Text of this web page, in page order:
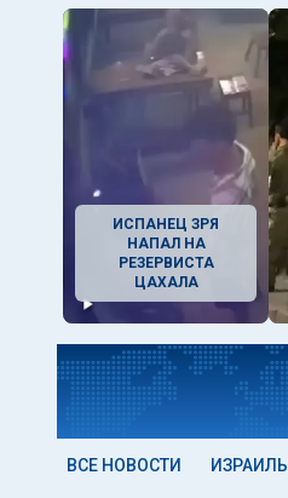
ИСПАНЕЦ ЗРЯ
НАПАЛ НА
РЕЗЕРВИСТА
ЦАХАЛА
ВСЕ НОВОСТИ ИЗРАИЛЬ